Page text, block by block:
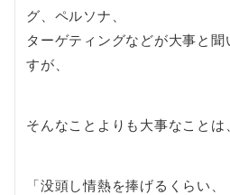
グ、ペルソナ、
ターゲティングなどが大事と
すが、
そんなことよりも大事なことは
「没頭し情熱を捧げるくらい、